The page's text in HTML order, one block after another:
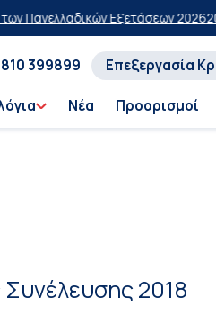
Πανελλαδικών Εξετάσεων 2026
399899 Επεξεργασία
Νέα Προορισμοί
2018